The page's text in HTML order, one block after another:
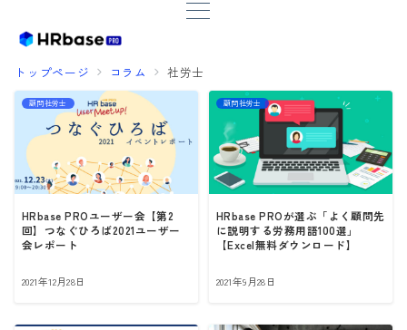
トップページ コラム 社労士
顧問社労士
HRbase PROユーザー会【第2
回】つなぐひろば2021ユーザー
会レポート
2021年12月28日
顧問社労士
HRbase PROが選ぶ「よく顧問先
に説明する労務用語100選」
【Excel無料ダウンロード】
2021年9月28日